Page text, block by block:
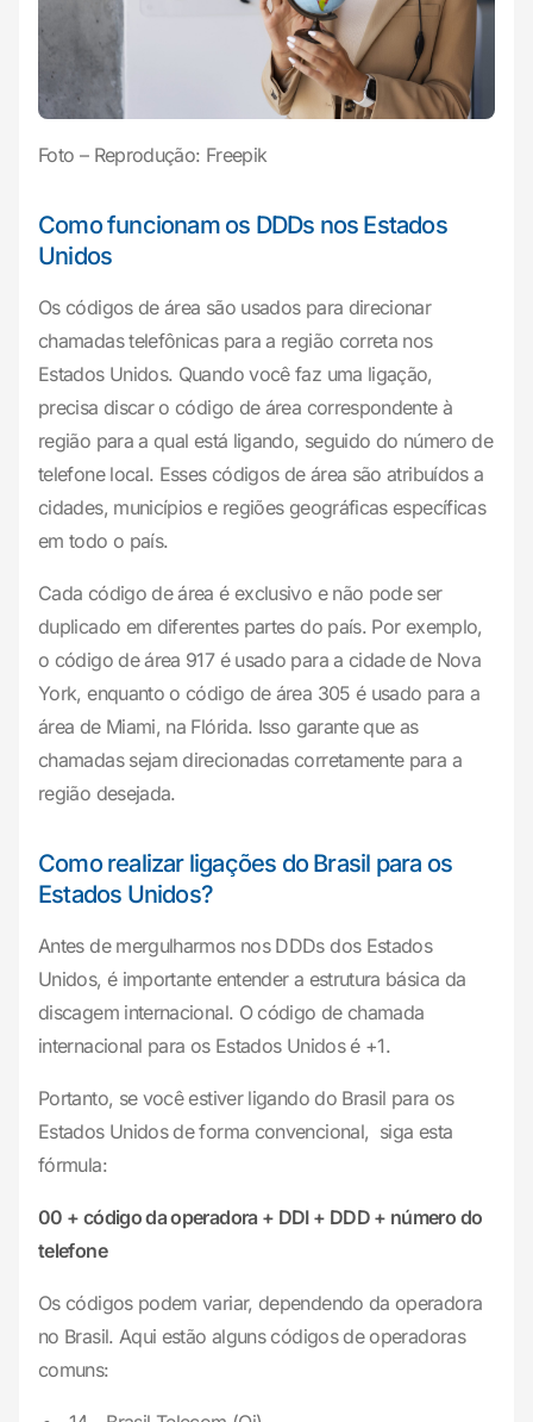
Foto – Reprodução: Freepik
Como funcionam os DDDs nos Estados
Unidos
Os códigos de área são usados para direcionar
chamadas telefônicas para a região correta nos
Estados Unidos. Quando você faz uma ligação,
precisa discar o código de área correspondente à
região para a qual está ligando, seguido do número de
telefone local. Esses códigos de área são atribuídos a
cidades, municípios e regiões geográficas específicas
em todo o país.
Cada código de área é exclusivo e não pode ser
duplicado em diferentes partes do país. Por exemplo,
o código de área 917 é usado para a cidade de Nova
York, enquanto o código de área 305 é usado para a
área de Miami, na Flórida. Isso garante que as
chamadas sejam direcionadas corretamente para a
região desejada.
Como realizar ligações do Brasil para os
Estados Unidos?
Antes de mergulharmos nos DDDs dos Estados
Unidos, é importante entender a estrutura básica da
discagem internacional. O código de chamada
internacional para os Estados Unidos é +1.
Portanto, se você estiver ligando do Brasil para os
Estados Unidos de forma convencional, siga esta
fórmula:
00 + código da operadora + DDI + DDD + número do
telefone
Os códigos podem variar, dependendo da operadora
no Brasil. Aqui estão alguns códigos de operadoras
comuns: